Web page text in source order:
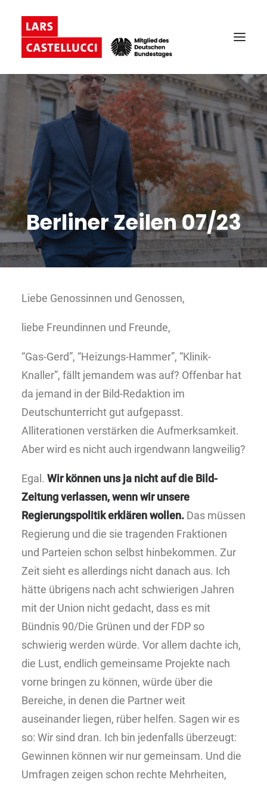
Berliner Zeilen 07/23
Liebe Genossinnen und Genossen,
liebe Freundinnen und Freunde,
“Gas-Gerd”, “Heizungs-Hammer”, “Klinik-
Knaller”, fällt jemandem was auf? Offenbar hat
da jemand in der Bild-Redaktion im
Deutschunterricht gut aufgepasst.
Alliterationen verstärken die Aufmerksamkeit.
Aber wird es nicht auch irgendwann langweilig?
Egal. Wir können uns ja nicht auf die Bild-
Zeitung verlassen, wenn wir unsere
Regierungspolitik erklären wollen. Das müssen
Regierung und die sie tragenden Fraktionen
und Parteien schon selbst hinbekommen. Zur
Zeit sieht es allerdings nicht danach aus. Ich
hätte übrigens nach acht schwierigen Jahren
mit der Union nicht gedacht, dass es mit
Bündnis 90/Die Grünen und der FDP so
schwierig werden würde. Vor allem dachte ich,
die Lust, endlich gemeinsame Projekte nach
vorne bringen zu können, würde über die
Bereiche, in denen die Partner weit
auseinander liegen, rüber helfen. Sagen wir es
so: Wir sind dran. Ich bin jedenfalls überzeugt:
Gewinnen können wir nur gemeinsam. Und die
Umfragen zeigen schon rechte Mehrheiten,